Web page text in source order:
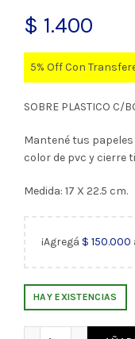
$ 1.400
5% Off Con
SOBRE PLASTICO C/
Mantené tus
color de pvc y cierre
Medida: 17 X 22.5 cm.
¡Agregá $ 150.000
HAY EXISTENCIAS
SOBRE OF